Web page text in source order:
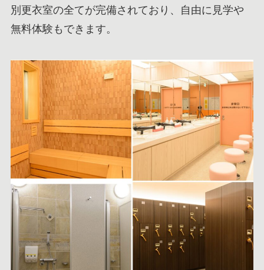
別更衣室の全てが完備されており、自由に見学や
無料体験もできます。